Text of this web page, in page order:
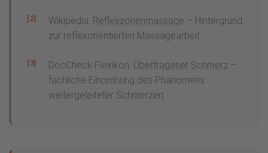
Wikipedia: Reflexzonenmassage – Hintergrund
zur reflexorientierten Massagearbeit.
DocCheck Flexikon: Übertragener Schmerz –
fachliche Einordnung des Phänomens
weitergeleiteter Schmerzen.